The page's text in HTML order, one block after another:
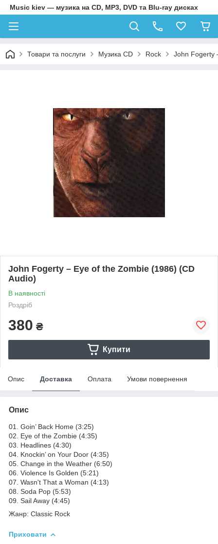
Music kiev — музика на CD, MP3, DVD та Blu-ray дисках
Товари та послуги Музика CD Rock John Fogerty
John Fogerty – Eye of the Zombie (1986) (CD
Audio)
В наявності
Роздріб
380 ₴
Купити
Опис Доставка Оплата Умови повернення
Опис
01. Goin’ Back Home (3:25)
02. Eye of the Zombie (4:35)
03. Headlines (4:30)
04. Knockin’ on Your Door (4:35)
05. Change in the Weather (6:50)
06. Violence Is Golden (5:21)
07. Wasn't That a Woman (4:13)
08. Soda Pop (5:53)
09. Sail Away (4:45)
Жанр: Classic Rock
Приховати